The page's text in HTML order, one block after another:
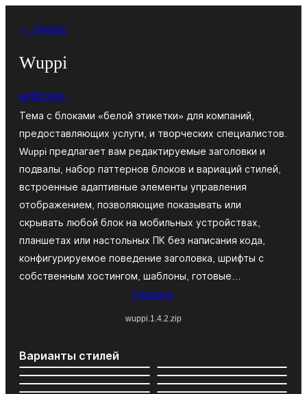
содержимому
← Назад
Wuppi
ambronet
Тема с блоками «белой этикетки» для компаний,
предоставляющих услуги, и творческих специалистов.
Wuppi предлагает вам редактируемые заголовки и
подвалы, набор паттернов блоков и вариаций стилей,
встроенные адаптивные элементы управления
отображением, позволяющие показывать или
скрывать любой блок на мобильных устройствах,
планшетах или настольных ПК без написания кода,
конфигурируемое поведение заголовка, шрифты с
собственным хостингом, шаблоны, готовые…
Скачать
wuppi.1.4.2.zip
Варианты стилей